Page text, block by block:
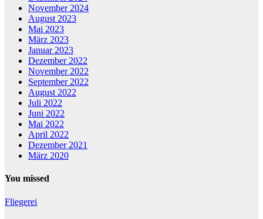
November 2024
August 2023
Mai 2023
März 2023
Januar 2023
Dezember 2022
November 2022
September 2022
August 2022
Juli 2022
Juni 2022
Mai 2022
April 2022
Dezember 2021
März 2020
You missed
Fliegerei